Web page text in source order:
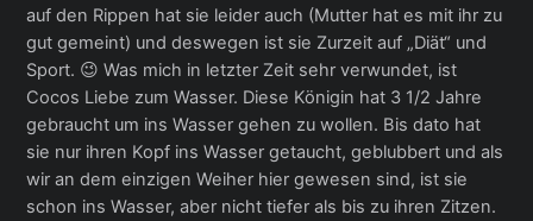
auf den Rippen hat sie leider auch (Mutter hat es mit ihr zu
gut gemeint) und deswegen ist sie Zurzeit auf „Diät“ und
Sport. 😉 Was mich in letzter Zeit sehr verwundet, ist
Cocos Liebe zum Wasser. Diese Königin hat 3 1/2 Jahre
gebraucht um ins Wasser gehen zu wollen. Bis dato hat
sie nur ihren Kopf ins Wasser getaucht, geblubbert und als
wir an dem einzigen Weiher hier gewesen sind, ist sie
schon ins Wasser, aber nicht tiefer als bis zu ihren Zitzen.